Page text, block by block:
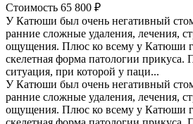
Стоимость 65 800 ₽
У Катюши был очень негативный
ранние сложные удаления, лечения,
ощущения. Плюс ко всему у Катюши
скелетная форма патологии прикуса.
ситуация, при которой у паци...
У Катюши был очень негативный
ранние сложные удаления, лечения,
ощущения. Плюс ко всему у Катюши